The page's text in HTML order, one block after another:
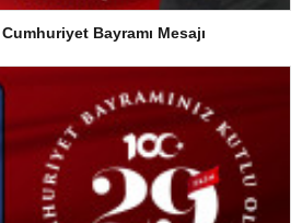
Bayramı Mesajı